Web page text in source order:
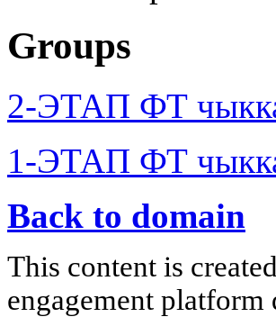
Groups
2-ЭТАП ФТ
1-ЭТАП ФТ
Back to domain
This content is
engagement